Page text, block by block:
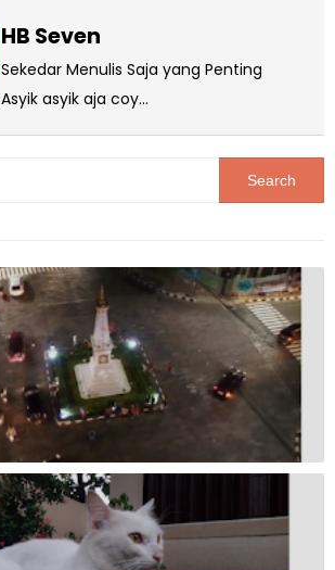
HB Seven
Sekedar Menulis Saja yang Penting
Asyik asyik aja coy...